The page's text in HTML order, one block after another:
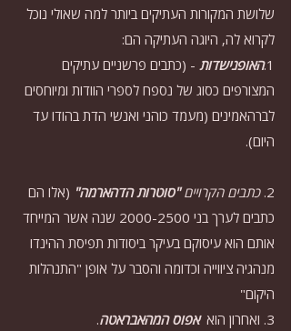
שלושת המקורות העתיקים ביותר למה שאולי נוכל
לקרוא לה, היוגה העתיקה הם:
1. האופנישדות - (כתבים פרשניים עתיקים
המצורפים כסוג של נספח לספרי הוודות ומיוחסים
לברהאמינים (מעמד כוהני ואנשי הדת בהודו עד
היום).
2. כתבים הקרויים "סוטרות הדהארמה" (אלו הם
כתבים לערך בני 2000-2500 שנה אשר המייחד
אותם הוא עיסוקם בעיקר ביסודות תפיסת ההינדו
מנהגיה ציווייה וכדומה והסבר על אופן "התנהלות
היקום"
3. ואחרון הוא
אפוס המהאבראטה.